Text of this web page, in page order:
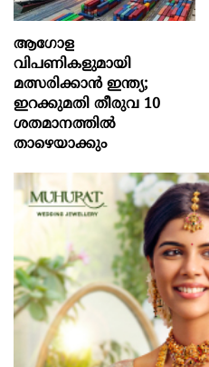
ആഗോള
വിപണികളുമായി
മത്സരിക്കാൻ ഇന്ത്യ;
ഇറക്കുമതി തീരുവ 10
ശതമാനത്തിൽ
താഴെയാക്കും